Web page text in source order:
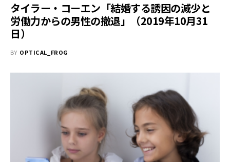
タイラー・コーエン「結婚する誘因の減少と
労働力からの男性の撤退」（2019年10月31
日）
BY OPTICAL_FROG